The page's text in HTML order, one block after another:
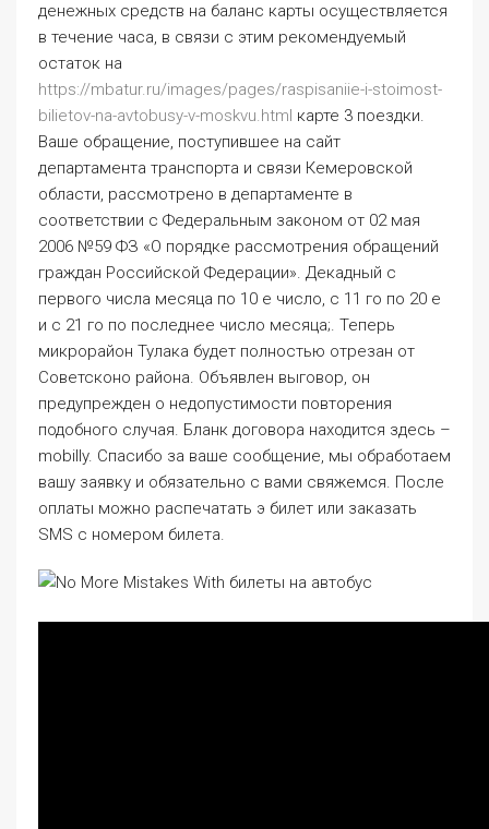
денежных средств на баланс карты осуществляется
в течение часа, в связи с этим рекомендуемый
остаток на
https://mbatur.ru/images/pages/raspisaniie-i-stoimost-
bilietov-na-avtobusy-v-moskvu.html карте 3 поездки.
Ваше обращение, поступившее на сайт
департамента транспорта и связи Кемеровской
области, рассмотрено в департаменте в
соответствии с Федеральным законом от 02 мая
2006 №59 ФЗ «О порядке рассмотрения обращений
граждан Российской Федерации». Декадный с
первого числа месяца по 10 е число, с 11 го по 20 е
и с 21 го по последнее число месяца;. Теперь
микрорайон Тулака будет полностью отрезан от
Советсконо района. Объявлен выговор, он
предупрежден о не­допустимости повторения
подобного случая. Бланк договора находится здесь –
mobilly. Спасибо за ваше сообщение, мы обработаем
вашу заявку и обязательно с вами свяжемся. После
оплаты можно распечатать э билет или заказать
SMS с номером билета.